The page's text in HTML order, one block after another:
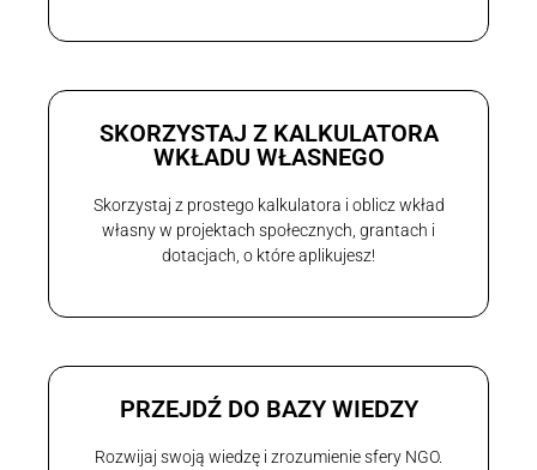
SKORZYSTAJ Z KALKULATORA
WKŁADU WŁASNEGO
Skorzystaj z prostego kalkulatora i oblicz wkład
własny w projektach społecznych, grantach i
dotacjach, o które aplikujesz!
PRZEJDŹ DO BAZY WIEDZY
Rozwijaj swoją wiedzę i zrozumienie sfery NGO.